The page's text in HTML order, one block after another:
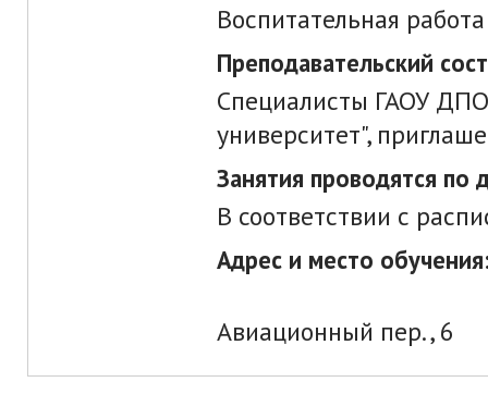
Воспитательная работа
Преподавательский
Специалисты ГАОУ
университет",
Занятия проводятся по
В соответствии с
Адрес и место
Авиационный пер., 6